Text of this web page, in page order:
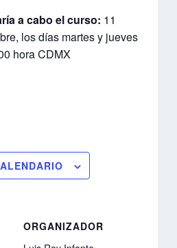
a cabo el curso: 11
los días martes y jueves
hora CDMX
ORGANIZADOR